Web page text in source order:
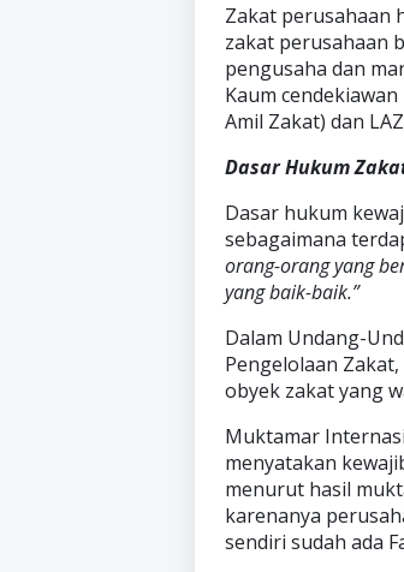
Zakat perusahaan
zakat perusahaan
pengusaha dan
Kaum
Amil Zakat) dan
Dasar Hukum
Dasar hukum
sebagaimana
orang-orang yang
yang baik-baik.”
Dalam Undang-
Pengelolaan
obyek zakat yang
Muktamar
menyatakan
menurut hasil
karenanya
sendiri sudah ada